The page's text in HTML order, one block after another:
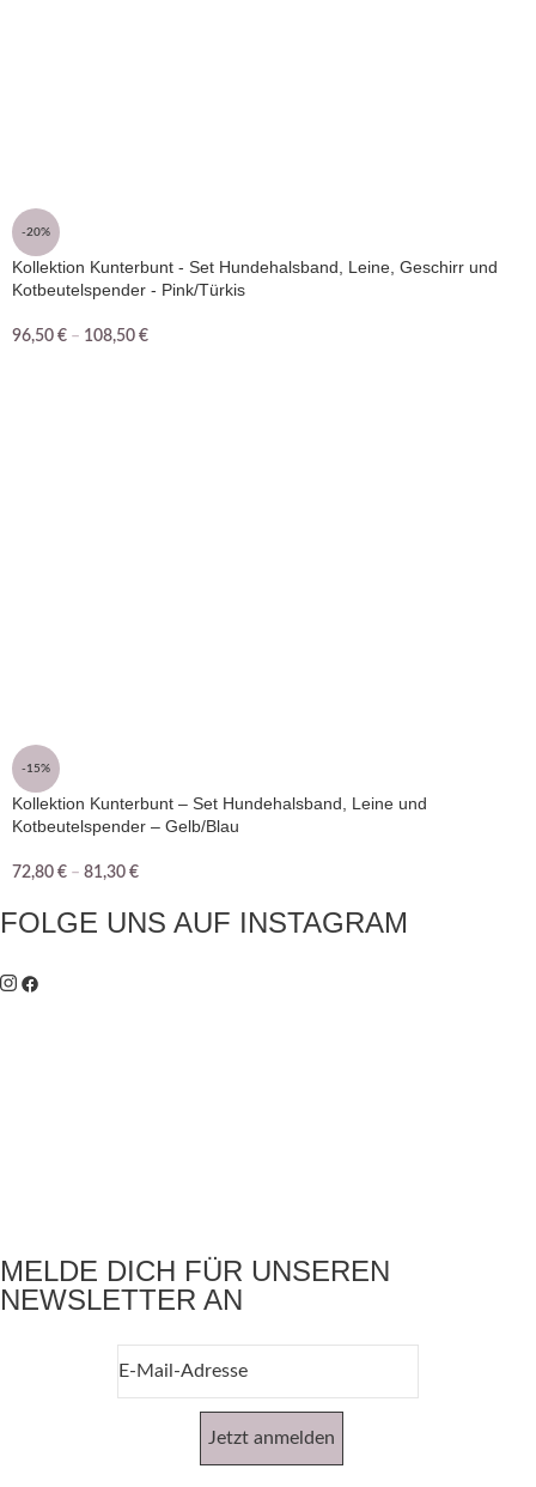
-20%
Kollektion Kunterbunt - Set Hundehalsband, Leine, Geschirr und
Kotbeutelspender - Pink/Türkis
96,50 € – 108,50 €
-15%
Kollektion Kunterbunt – Set Hundehalsband, Leine und
Kotbeutelspender – Gelb/Blau
72,80 € – 81,30 €
FOLGE UNS AUF INSTAGRAM
MELDE DICH FÜR UNSEREN
NEWSLETTER AN
Jetzt anmelden